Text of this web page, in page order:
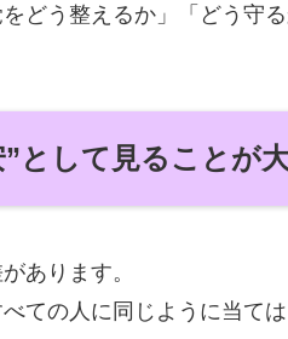
どう整えるか」「どう守
として見ることが
あります。
ての人に同じように当ては